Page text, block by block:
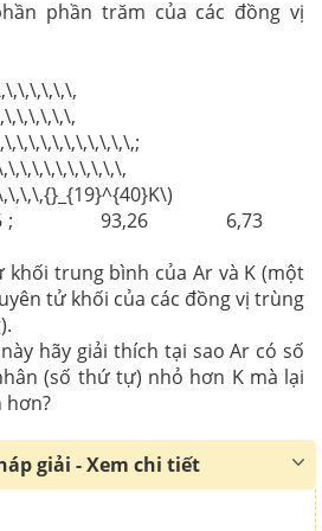
phần trăm của các đồng vị
; 93,26 6,73
khối trung bình của Ar và K (một
tử khối của các đồng vị trùng
hãy giải thích tại sao Ar có số
(số thứ tự) nhỏ hơn K mà lại
hơn?
giải - Xem chi tiết